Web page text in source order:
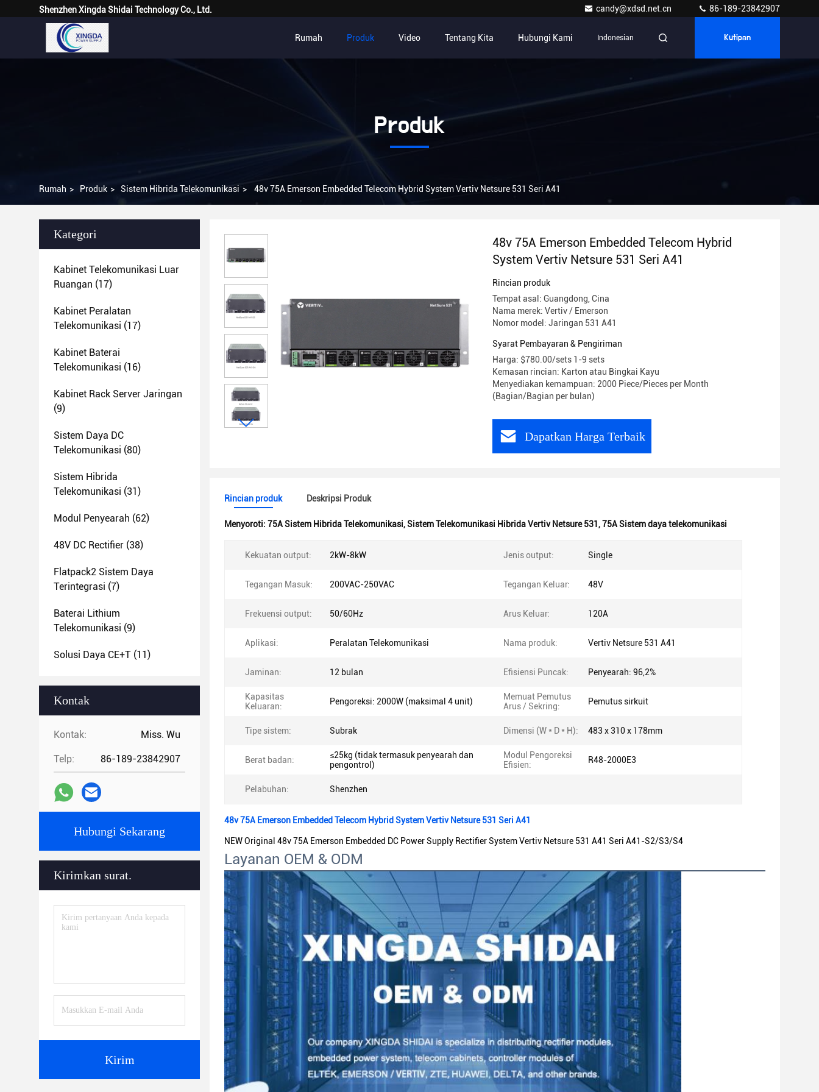
Shenzhen Xingda Shidai Technology Co., Ltd. candy@xdsd.net.cn 86-189-23842907
Rumah Produk Video Tentang Kita Hubungi Kami Indonesian Kutipan
Produk
Rumah > Produk > Sistem Hibrida Telekomunikasi > 48v 75A Emerson Embedded Telecom Hybrid System Vertiv Netsure 531 Seri A41
Kategori
Kabinet Telekomunikasi Luar
Ruangan (17)
Kabinet Peralatan
Telekomunikasi (17)
Kabinet Baterai
Telekomunikasi (16)
Kabinet Rack Server Jaringan
(9)
Sistem Daya DC
Telekomunikasi (80)
Sistem Hibrida
Telekomunikasi (31)
Modul Penyearah (62)
48V DC Rectifier (38)
Flatpack2 Sistem Daya
Terintegrasi (7)
Baterai Lithium
Telekomunikasi (9)
Solusi Daya CE+T (11)
Kontak
Kontak: Miss. Wu
Telp: 86-189-23842907
Hubungi Sekarang
Kirimkan surat.
Kirim
48v 75A Emerson Embedded Telecom Hybrid
System Vertiv Netsure 531 Seri A41
Rincian produk
Tempat asal: Guangdong, Cina
Nama merek: Vertiv / Emerson
Nomor model: Jaringan 531 A41
Syarat Pembayaran & Pengiriman
Harga: $780.00/sets 1-9 sets
Kemasan rincian: Karton atau Bingkai Kayu
Menyediakan kemampuan: 2000 Piece/Pieces per Month
(Bagian/Bagian per bulan)
Dapatkan Harga Terbaik
Rincian produk Deskripsi Produk
Menyoroti: 75A Sistem Hibrida Telekomunikasi,Sistem Telekomunikasi Hibrida Vertiv Netsure 531 ,75A Sistem daya telekomunikasi
Kekuatan output: 2kW-8kW Jenis output: Single
Tegangan Masuk: 200VAC-250VAC Tegangan Keluar: 48V
Frekuensi output: 50/60Hz Arus Keluar: 120A
Aplikasi: Peralatan Telekomunikasi Nama produk: Vertiv Netsure 531 A41
Jaminan: 12 bulan Efisiensi Puncak: Penyearah: 96,2%
Kapasitas
Keluaran:
Pengoreksi: 2000W (maksimal 4 unit)
Memuat Pemutus
Arus / Sekring:
Pemutus sirkuit
Tipe sistem: Subrak Dimensi (W * D * H): 483 x 310 x 178mm
Berat badan:
≤25kg (tidak termasuk penyearah dan
pengontrol)
Modul Pengoreksi
Efisien:
R48-2000E3
Pelabuhan: Shenzhen
48v 75A Emerson Embedded Telecom Hybrid System Vertiv Netsure 531 Seri A41
NEW Original 48v 75A Emerson Embedded DC Power Supply Rectifier System Vertiv Netsure 531 A41 Seri A41-S2/S3/S4
Layanan OEM & ODM